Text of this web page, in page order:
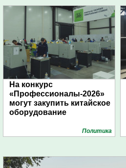
На конкурс
«Профессионалы-2026»
могут закупить китайское
оборудование
Политика